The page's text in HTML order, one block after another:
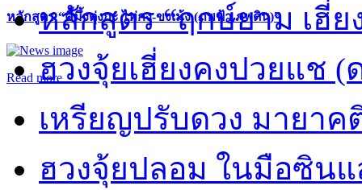
หลักสูตร “คี้มึ้งตุ่งกะ ไท่กง-ขงเม้ง (ภพฟ้า ภพดิน)”
Read more
หลักสูตร “ฤกษ์ยาม เฮี่ย
ฮวงจุ้ยเฮี่ยงคงปวยแช (
เหรียญปรับดวง มายา
ฮวงจุ้ยปลอม ในมือซิน